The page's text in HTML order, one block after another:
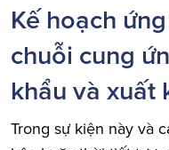
Kế hoạch
chuỗi cung
khẩu và xuất
Trong sự kiện này và